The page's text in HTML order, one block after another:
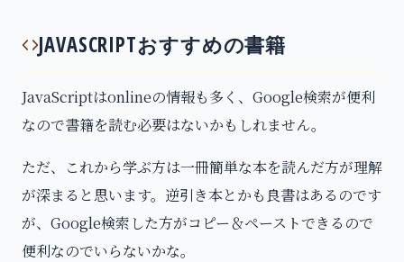
JAVASCRIPTおすすめの書籍
JavaScriptはonlineの情報も多く、Google検索が便利
なので書籍を読む必要はないかもしれません。
ただ、これから学ぶ方は一冊簡単な本を読んだ方が理解
が深まると思います。逆引き本とかも良書はあるのです
が、Google検索した方がコピー＆ペーストできるので
便利なのでいらないかな。